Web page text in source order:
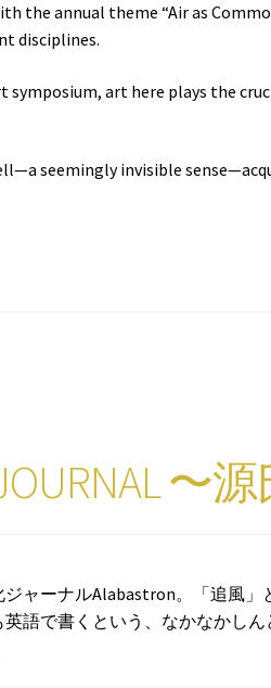
the annual theme “Air as
disciplines.
art here plays the
seemingly invisible
JOURNAL
ャーナルAlabastron。「追風」
語で書くという、なかなかし